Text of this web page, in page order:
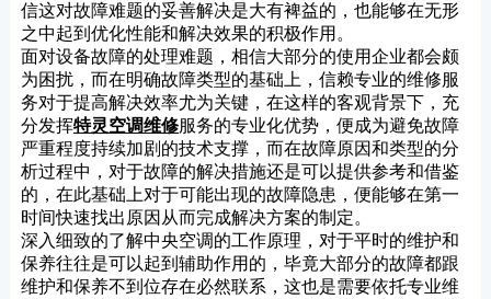
信这对故障难题的妥善解决是大有裨益的，也能够在无形
之中起到优化性能和解决效果的积极作用。
面对设备故障的处理难题，相信大部分的使用企业都会颇
为困扰，而在明确故障类型的基础上，信赖专业的维修服
务对于提高解决效率尤为关键，在这样的客观背景下，充
分发挥特灵空调维修服务的专业化优势，便成为避免故障
严重程度持续加剧的技术支撑，而在故障原因和类型的分
析过程中，对于故障的解决措施还是可以提供参考和借鉴
的，在此基础上对于可能出现的故障隐患，便能够在第一
时间快速找出原因从而完成解决方案的制定。
深入细致的了解中央空调的工作原理，对于平时的维护和
保养往往是可以起到辅助作用的，毕竟大部分的故障都跟
维护和保养不到位存在必然联系，这也是需要依托专业维